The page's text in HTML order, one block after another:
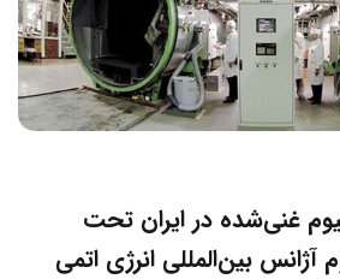
غنی‌شده در ایران تحت
بین‌المللی انرژی اتمی